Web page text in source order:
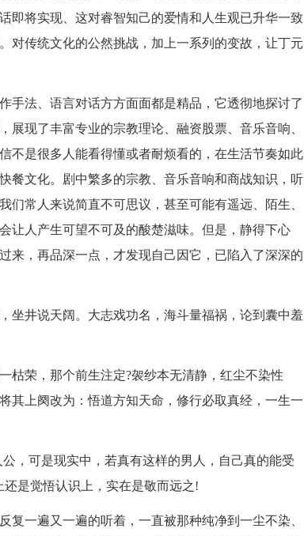
即将实现、这对睿智知己的爱情和人生观已升华一致
对传统文化的公然挑战，加上一系列的变故，让丁元
法、语言对话方方面面都是精品，它透彻地探讨了
展现了丰富专业的宗教理论、融资股票、音乐音响、
不是很多人能看得懂或者耐烦看的，在生活节奏如此
餐文化。剧中繁多的宗教、音乐音响和商战知识，听
们常人来说简直不可思议，甚至可能有遥远、陌生、
让人产生可望不可及的酸楚滋味。但是，静得下心
来，再品深一点，才发现自己因它，已陷入了深深的
井说天阔。大志戏功名，海斗量福祸，论到囊中羞
荣，那个前生注定?袈纱本无清静，红尘不染性
其上阕改为：悟道方知天命，修行必取真经，一生一
可是现实中，若真有这样的男人，自己真的能受
是觉悟认识上，实在是敬而远之!
一遍又一遍的听着，一直被那种纯净到一尘不染、